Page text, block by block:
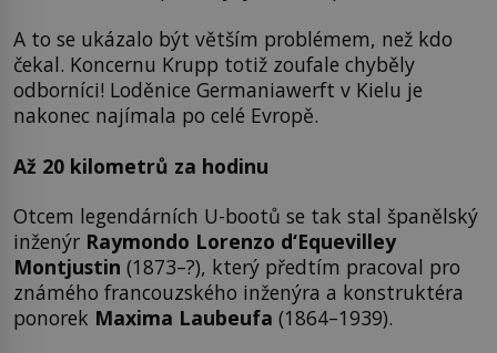
A to se ukázalo být větším problémem, než kdo
čekal. Koncernu Krupp totiž zoufale chyběly
odborníci! Loděnice Germaniawerft v Kielu je
nakonec najímala po celé Evropě.
Až 20 kilometrů za hodinu
Otcem legendárních U-bootů se tak stal španělský
inženýr Raymondo Lorenzo d‘Equevilley
Montjustin (1873–?), který předtím pracoval pro
známého francouzského inženýra a konstruktéra
ponorek Maxima Laubeufa (1864–1939).